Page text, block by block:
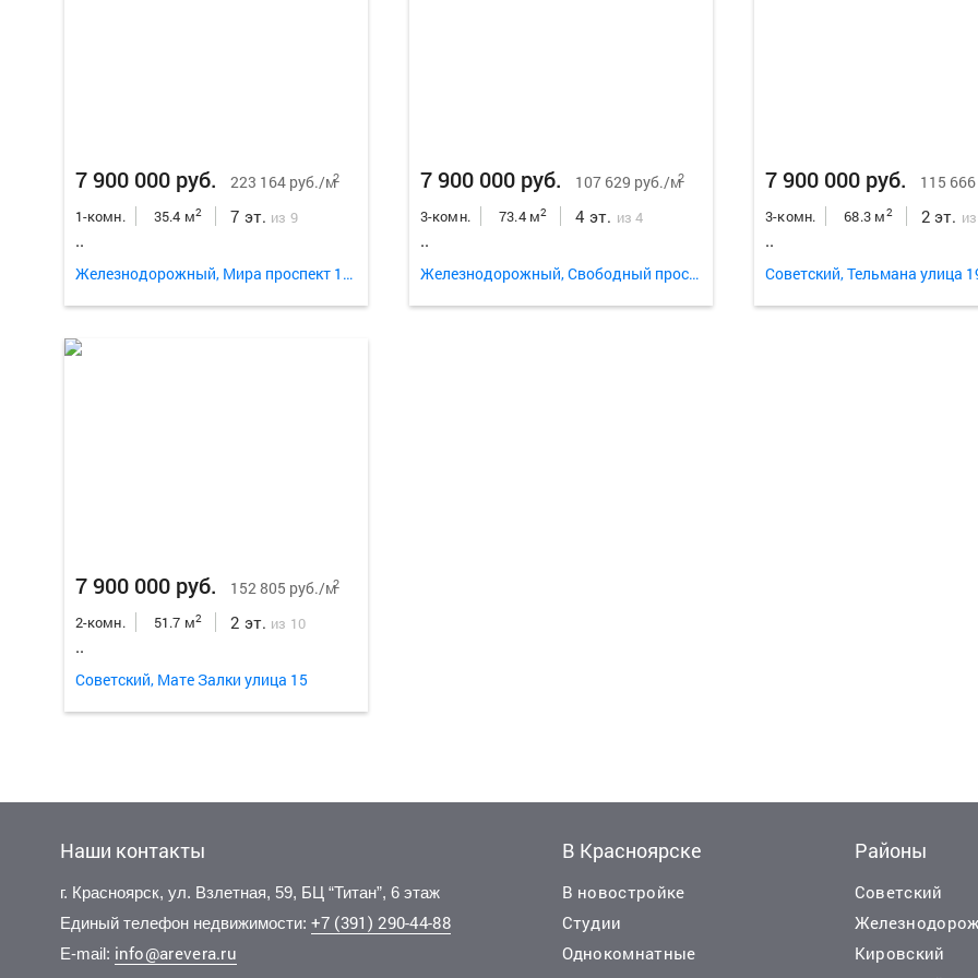
7 900 000 руб. 223 164 руб./м2
1-комн. 35.4 м2 7 эт. из 9
..
Железнодорожный, Мира проспект 128
7 900 000 руб. 107 629 руб./м2
3-комн. 73.4 м2 4 эт. из 4
..
Железнодорожный, Свободный проспект 63
7 900 000 руб. 115
3-комн. 68.3 м2 2 эт.
..
Советский, Тельмана улица
7 900 000 руб. 152 805 руб./м2
2-комн. 51.7 м2 2 эт. из 10
..
Советский, Мате Залки улица 15
Наши контакты
г. Красноярск, ул. Взлетная, 59, БЦ “Титан”, 6 этаж
Единый телефон недвижимости: +7 (391) 290-44-88
E-mail: info@arevera.ru
В Красноярске
В новостройке
Студии
Однокомнатные
Районы
Советский
Кировский